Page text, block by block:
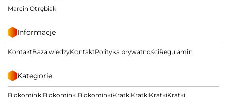
Marcin Otrębiak
Informacje
KontaktBaza wiedzyKontaktPolityka prywatnościRegulamin
Kategorie
BiokominkiBiokominkiBiokominkiKratkiKratkiKratkiKratki